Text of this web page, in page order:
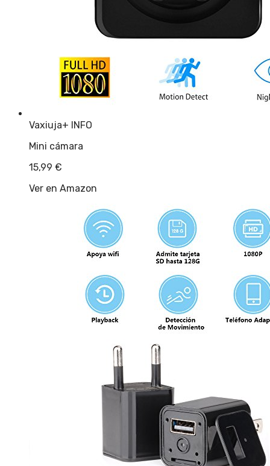
Vaxiuja+ INFO
Mini cámara
15,99 €
Ver en Amazon